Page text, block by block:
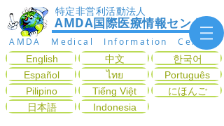
AMDA国際医療情報センター
特定非営利活動法人
AMDA Medical Information Center
English
Español
Pilipino
日本語
中文
ไทย
Tiếng Việt
Indonesia
한국어
Português
にほんご